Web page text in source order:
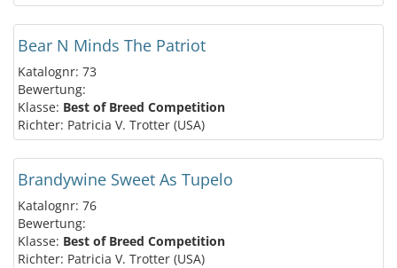
Bear N Minds The Patriot
Katalognr: 73
Bewertung:
Klasse: Best of Breed Competition
Richter: Patricia V. Trotter (USA)
Brandywine Sweet As Tupelo
Katalognr: 76
Bewertung:
Klasse: Best of Breed Competition
Richter: Patricia V. Trotter (USA)